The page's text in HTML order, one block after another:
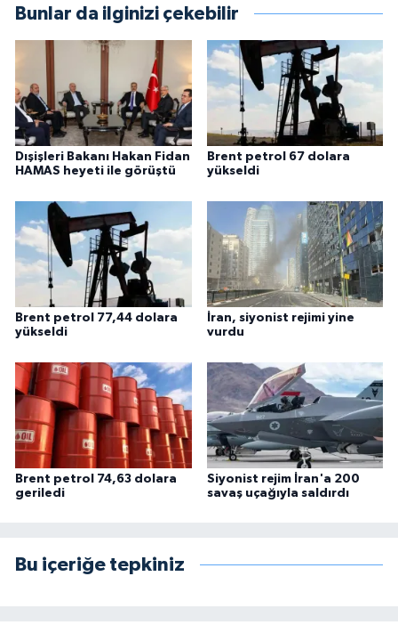
Bunlar da ilginizi çekebilir
Dışişleri Bakanı Hakan Fidan
HAMAS heyeti ile görüştü
Brent petrol 67 dolara
yükseldi
Brent petrol 77,44 dolara
yükseldi
İran, siyonist rejimi yine
vurdu
Brent petrol 74,63 dolara
geriledi
Siyonist rejim İran'a 200
savaş uçağıyla saldırdı
Bu içeriğe tepkiniz